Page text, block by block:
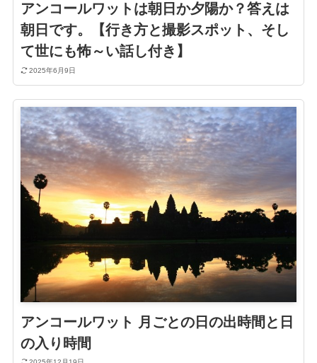
アンコールワットは朝日か夕陽か？答えは
朝日です。【行き方と撮影スポット、そし
て世にも怖～い話し付き】
2025年6月9日
アンコールワット 月ごとの日の出時間と日
の入り時間